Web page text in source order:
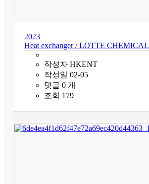
2023
Heat exchanger / LOTTE CHEMICAL
작성자 HKENT
작성일 02-05
댓글 0 개
조회 179